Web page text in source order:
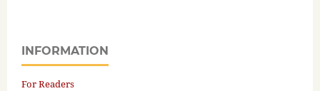
INFORMATION
For Readers